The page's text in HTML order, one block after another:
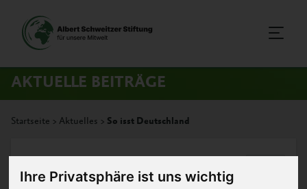
Ihre Privatsphäre ist uns wichtig
AKTUELLE BEITRÄGE
Startseite > Aktuelles > So isst Deutschland
2023